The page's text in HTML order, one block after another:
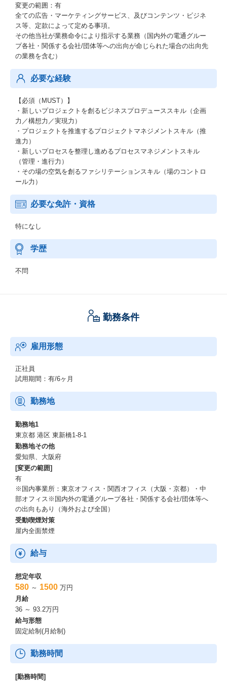
変更の範囲：有
全ての広告・マーケティングサービス、及びコンテンツ・ビジネ
ス等、定款によって定める事項。
その他当社が業務命令により指示する業務（国内外の電通グルー
プ各社・関係する会社/団体等への出向が命じられた場合の出向先
の業務を含む）​
必要な経験
【必須（MUST）】
・新しいプロジェクトを創るビジネスプロデューススキル（企画
力／構想力／実現力）
・プロジェクトを推進するプロジェクトマネジメントスキル（推
進力）
・新しいプロセスを整理し進めるプロセスマネジメントスキル
（管理・進行力）
・その場の空気を創るファシリテーションスキル（場のコントロ
ール力）
必要な免許・資格
特になし
学歴
不問
勤務条件
雇用形態
正社員
試用期間：有/6ヶ月
勤務地
勤務地1
東京都 港区 東新橋1-8-1
勤務地その他
愛知県、大阪府
[変更の範囲]
有
※国内事業所：東京オフィス・関西オフィス（大阪・京都）・中
部オフィス​ ※国内外の電通グループ各社・関係する会社/団体等へ
の出向もあり（海外および全国） ​
受動喫煙対策
屋内全面禁煙
給与
想定年収
580 ～ 1500 万円
月給
36 ～ 93.2万円
給与形態
固定給制(月給制)
勤務時間
[勤務時間]